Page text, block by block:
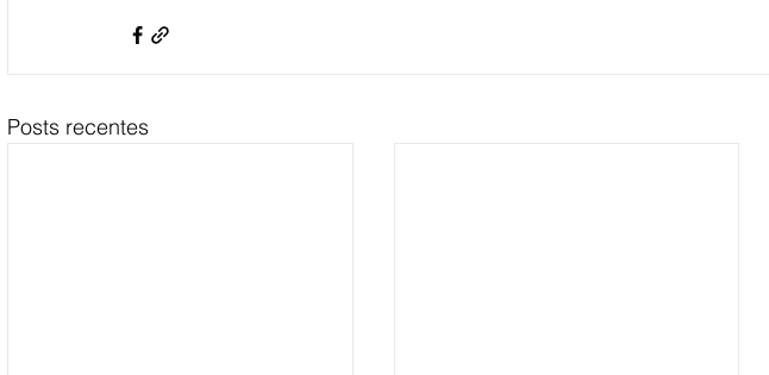
Posts recentes